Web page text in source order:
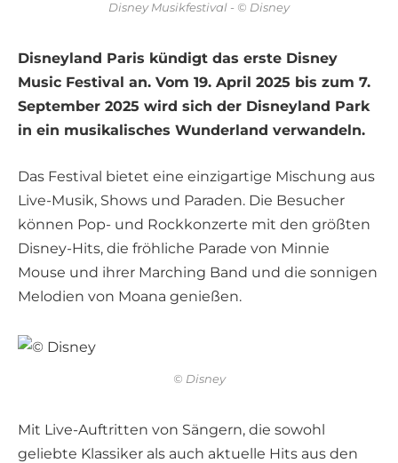
Disney Musikfestival - © Disney
Disneyland Paris kündigt das erste Disney
Music Festival an. Vom 19. April 2025 bis zum 7.
September 2025 wird sich der Disneyland Park
in ein musikalisches Wunderland verwandeln.
Das Festival bietet eine einzigartige Mischung aus
Live-Musik, Shows und Paraden. Die Besucher
können Pop- und Rockkonzerte mit den größten
Disney-Hits, die fröhliche Parade von Minnie
Mouse und ihrer Marching Band und die sonnigen
Melodien von Moana genießen.
© Disney
Mit Live-Auftritten von Sängern, die sowohl
geliebte Klassiker als auch aktuelle Hits aus den